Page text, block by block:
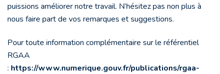
puissions améliorer notre travail. N’hésitez pas non plus à
nous faire part de vos remarques et suggestions.
Pour toute information complémentaire sur le référentiel
RGAA
: https://www.numerique.gouv.fr/publications/rgaa-